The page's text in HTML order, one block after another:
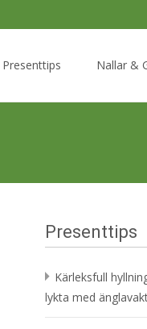
Presenttips Nallar &
Presenttips
Kärleksfull
lykta med